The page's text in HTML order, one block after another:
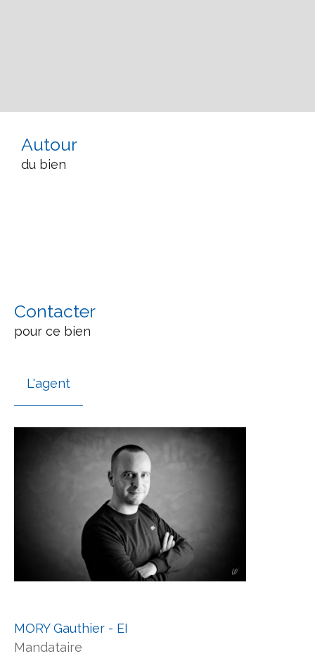
Autour
du bien
Contacter
pour ce bien
L'agent
MORY Gauthier - EI
Mandataire